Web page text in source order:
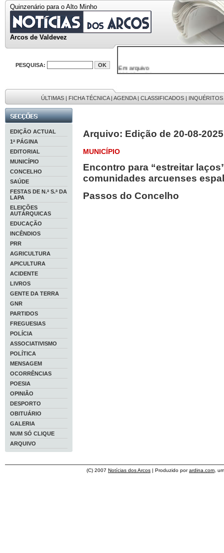
Quinzenário para o Alto Minho
Arcos de Valdevez
PESQUISA: Em arquivo
32646 notícias
9886 mensagens
201 registos
ÚLTIMAS | FICHA TÉCNICA| AGENDA| CLASSIFICADOS | INQUÉRITOS
EDIÇÃO ACTUAL
1ª PÁGINA
EDITORIAL
MUNICÍPIO
CONCELHO
SAÚDE
FESTAS DE N.ª S.ª DA
LAPA
ELEIÇÕES
AUTÁRQUICAS
EDUCAÇÃO
INCÊNDIOS
PRR
AGRICULTURA
APICULTURA
ACIDENTE
LIVROS
GENTE DA TERRA
GNR
PARTIDOS
FREGUESIAS
POLÍCIA
ASSOCIATIVISMO
POLÍTICA
MENSAGEM
OCORRÊNCIAS
POESIA
OPINIÃO
DESPORTO
OBITUÁRIO
GALERIA
NUM SÓ CLIQUE
ARQUIVO
Arquivo: Edição de 20-08-2025
MUNICÍPIO
Encontro para “estreitar
comunidades arcuenses
Passos do Concelho
(C) 2007 Notícias dos Arcos | Produzido porardina.com ,